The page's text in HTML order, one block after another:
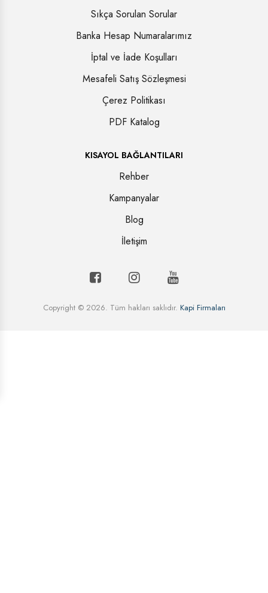
Sıkça Sorulan Sorular
Banka Hesap Numaralarımız
İptal ve İade Koşulları
Mesafeli Satış Sözleşmesi
Çerez Politikası
PDF Katalog
KISAYOL BAĞLANTILARI
Rehber
Kampanyalar
Blog
İletişim
Copyright © 2026. Tüm hakları saklıdır. Kapi Firmaları